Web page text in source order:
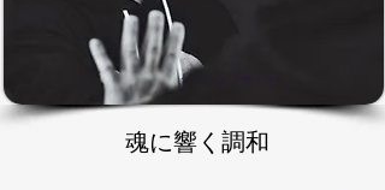
魂に響く調和
魂に響く調和
公式ウェブサイト